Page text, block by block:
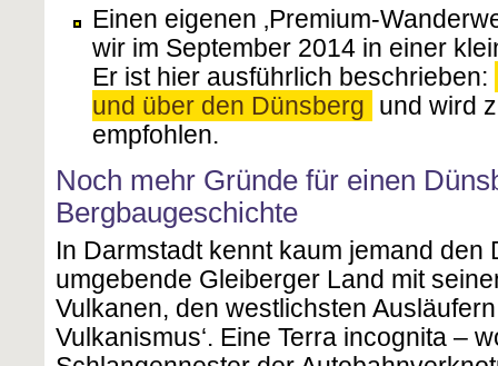
Einen eigenen ‚Premium-
wir im September 2014 in einer
Er ist hier ausführlich beschrieben:
und über den Dünsberg und wird
empfohlen.
Noch mehr Gründe für einen
Bergbaugeschichte
In Darmstadt kennt kaum jemand den
umgebende Gleiberger Land mit
Vulkanen, den westlichsten
Vulkanismus‘. Eine Terra incognita –